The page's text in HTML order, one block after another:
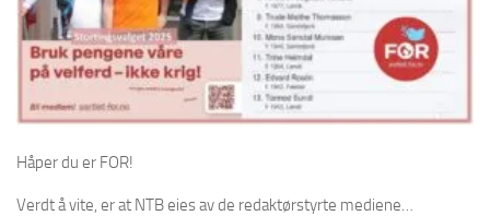
Håper du er FOR!
Verdt å vite, er at NTB eies av de redaktørstyrte mediene…